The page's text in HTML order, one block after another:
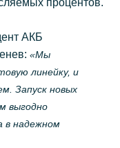
процентов.
АКБ
«Мы
линейку, и
Запуск новых
выгодно
в надежном